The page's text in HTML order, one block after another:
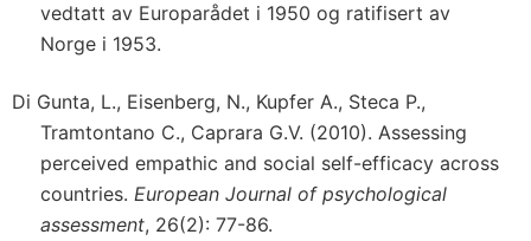
vedtatt av Europarådet i 1950 og ratifisert av
Norge i 1953.
Di Gunta, L., Eisenberg, N., Kupfer A., Steca P.,
Tramtontano C., Caprara G.V. (2010). Assessing
perceived empathic and social self-efficacy across
countries. European Journal of psychological
assessment, 26(2): 77-86.